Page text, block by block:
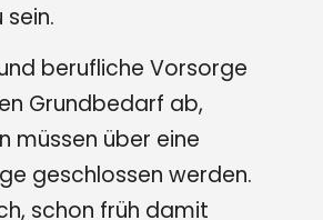
berufliche Vorsorge
Grundbedarf ab,
müssen über eine
geschlossen werden.
schon früh damit